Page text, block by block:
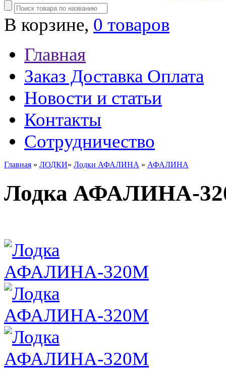
В корзине, 0 товаров
Главная
Заказ Доставка Оплата
Новости и статьи
Контакты
Сотрудничество
Главная » ЛОДКИ» Лодки АФАЛИНА » АФАЛИНА
Лодка АФАЛИНА-